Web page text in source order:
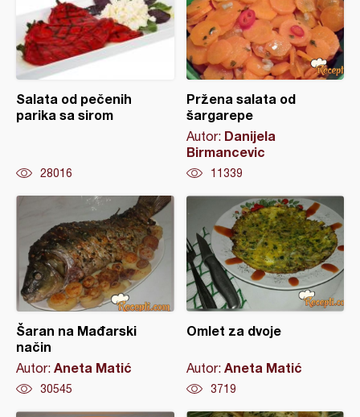
Salata od pečenih
parika sa sirom
28016
Pržena salata od
šargarepe
Autor: Danijela
Birmancevic
11339
Šaran na Mađarski
način
Autor: Aneta Matić
30545
Omlet za dvoje
Autor: Aneta Matić
3719